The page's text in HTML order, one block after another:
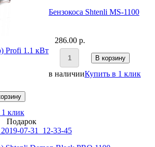
Profi 1.1 кВт
клик
Бензокоса Shtenli MS-1100
286.00 p.
В корзину
в наличииКупить в 1 клик
Подарок